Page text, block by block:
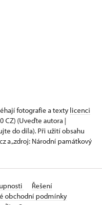
fotografie a texty licenci
CZ) (Uveďte autora |
do díla). Při užití obsahu
a „zdroj: Národní památkový
Řešení
obchodní podmínky